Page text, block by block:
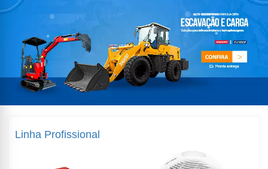
Linha Profissional